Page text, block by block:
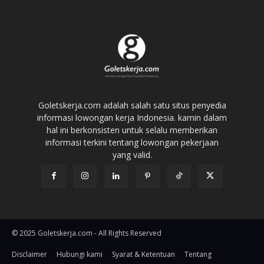
Goletskerja.com adalah salah satu situs penyedia
informasi lowongan kerja Indonesia. kamin dalam
hal ini berkonsisten untuk selalu memberikan
informasi terkini tentang lowongan pekerjaan
yang valid.
© 2025 Goletskerja.com - All Rights Reserved
Disclaimer Hubungi kami Syarat & Ketentuan Tentang